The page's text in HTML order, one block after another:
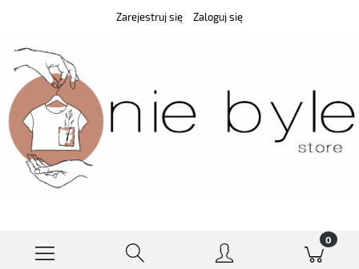
Zarejestruj się Zaloguj się